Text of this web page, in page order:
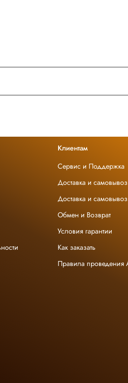
другим покупателям.
Клиентам
Сервис и Поддержка
Доставка и
Доставка и
Обмен и Возврат
Условия гарантии
Как заказать
Правила проведения